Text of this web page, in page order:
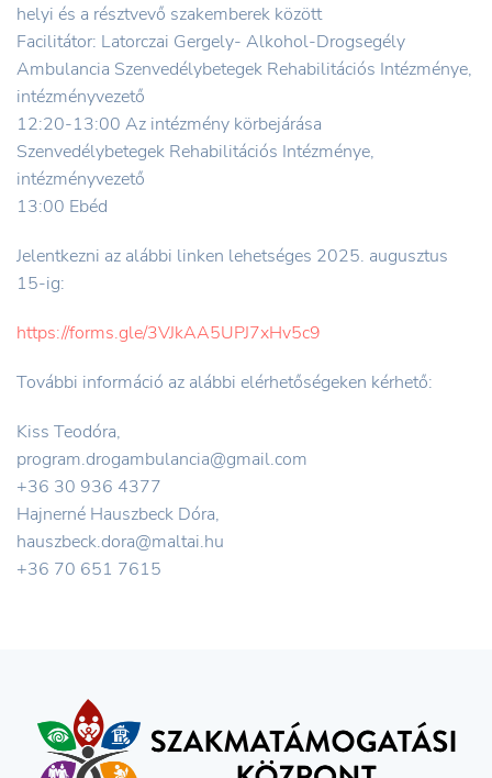
helyi és a résztvevő szakemberek között
Facilitátor: Latorczai Gergely- Alkohol-Drogsegély
Ambulancia Szenvedélybetegek Rehabilitációs Intézménye,
intézményvezető
12:20-13:00 Az intézmény körbejárása
Szenvedélybetegek Rehabilitációs Intézménye,
intézményvezető
13:00 Ebéd
Jelentkezni az alábbi linken lehetséges 2025. augusztus
15-ig:
https://forms.gle/3VJkAA5UPJ7xHv5c9
További információ az alábbi elérhetőségeken kérhető:
Kiss Teodóra,
program.drogambulancia@gmail.com
+36 30 936 4377
Hajnerné Hauszbeck Dóra,
hauszbeck.dora@maltai.hu
+36 70 651 7615